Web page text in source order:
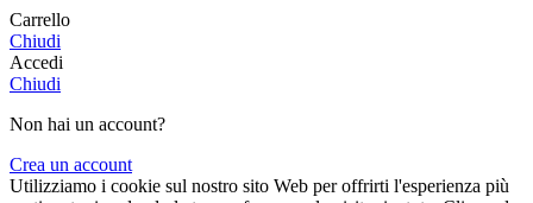
Carrello
Chiudi
Accedi
Chiudi
Non hai un account?
Crea un account
Utilizziamo i cookie sul nostro sito Web per offrirti l'esperienza più